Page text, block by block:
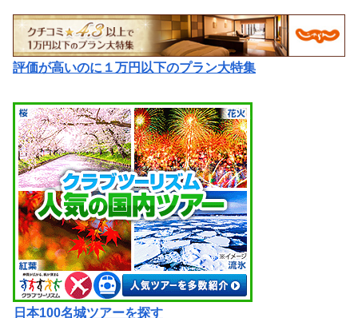
評価が高いのに１万円以下のプラン大特集
日本100名城ツアーを探す